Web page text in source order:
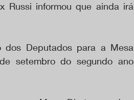
Russi informou que ainda irá
Deputados para a Mesa
setembro do segundo ano